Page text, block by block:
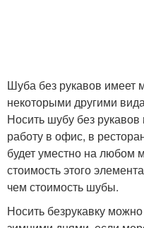
Шуба без рукавов имеет
некоторыми другими
Носить шубу без
работу в офис, в
будет уместно на любом
стоимость этого
чем стоимость шубы.
Носить безрукавку